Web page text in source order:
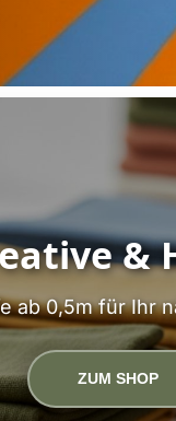
&
ab 0,5m für Ihr
ZUM SHOP